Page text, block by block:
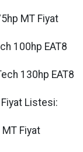
MT Fiyat
100hp EAT8
130hp EAT8
Listesi:
Fiyat